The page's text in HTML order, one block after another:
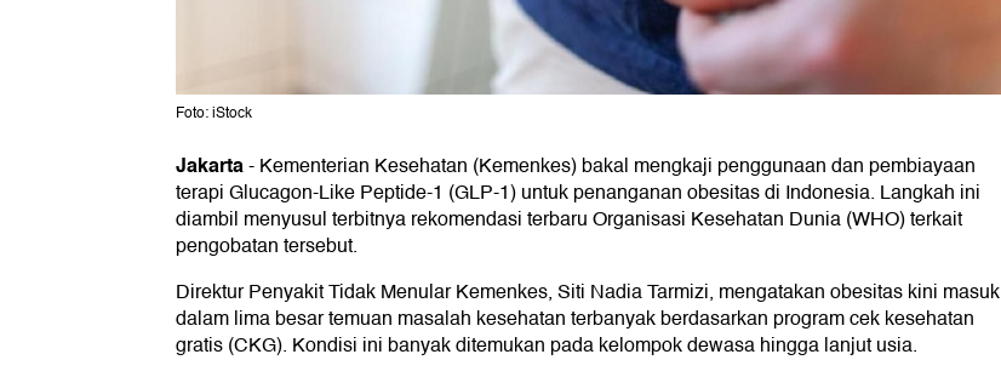
Foto: iStock
Jakarta-Kementerian Kesehatan (Kemenkes) bakal mengkaji penggunaan dan pembiayaan
terapi Glucagon-Like Peptide-1 (GLP-1) untuk penanganan obesitas di Indonesia. Langkah ini
diambil menyusul terbitnya rekomendasi terbaru Organisasi Kesehatan Dunia (WHO) terkait
pengobatan tersebut.
Direktur Penyakit Tidak Menular Kemenkes, Siti Nadia Tarmizi, mengatakan obesitas kini masuk
dalam lima besar temuan masalah kesehatan terbanyak berdasarkan program cek kesehatan
gratis (CKG). Kondisi ini banyak ditemukan pada kelompok dewasa hingga lanjut usia.